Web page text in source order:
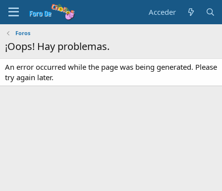
Acceder
Foros
¡Oops! Hay problemas.
An error occurred while the page was being generated. Please
try again later.